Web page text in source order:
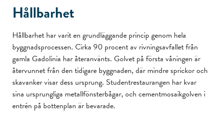
Hållbarhet
Hållbarhet har varit en grundläggande princip genom hela
byggnadsprocessen. Cirka 90 procent av rivningsavfallet från
gamla Gadolinia har återanvänts. Golvet på första våningen är
återvunnet från den tidigare byggnaden, där mindre sprickor och
skavanker visar dess ursprung. Studentrestaurangen har kvar
sina ursprungliga metallfönsterbågar, och cementmosaikgolven i
entrén på bottenplan är bevarade.